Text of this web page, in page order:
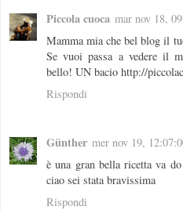
Piccola cuoca mar nov 18,
Mamma mia che bel blog il
Se vuoi passa a vedere il
bello! UN bacio http://
Rispondi
Günther mer nov 19,
è una gran bella ricetta va
ciao sei stata bravissima
Rispondi